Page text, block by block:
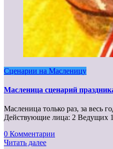
Сценарии на Масленицу
Масленица сценарий
Масленица только раз, за весь
Действующие лица: 2 Ведущих
0 Комментарии
Читать далее